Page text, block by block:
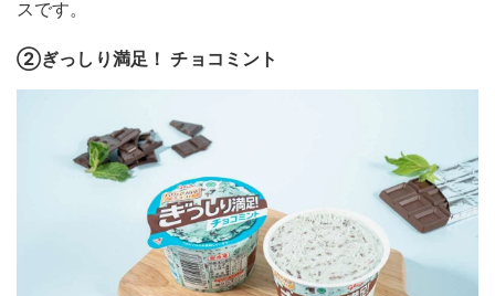
スです。
②ぎっしり満足！ チョコミント